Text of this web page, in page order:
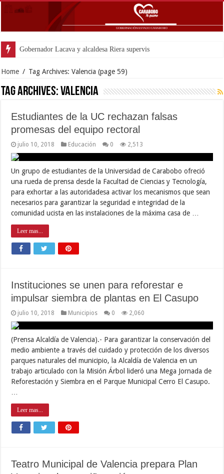
Home / Tag Archives: Valencia (page 59)
Tag Archives:Valencia
Estudiantes de la UC rechazan falsas
promesas del equipo rectoral
julio 10, 2018 Educación 0 2,513
Un grupo de estudiantes de la Universidad de Carabobo ofreció
una rueda de prensa desde la Facultad de Ciencias y Tecnología,
para exhortar a las autoridadesa activar los mecanismos que sean
necesarios para garantizar la seguridad e integridad de la
comunidad ucista en las instalaciones de la máxima casa de …
Leer mas...
Instituciones se unen para reforestar e
impulsar siembra de plantas en El Casupo
julio 10, 2018 Municipios 0 2,060
(Prensa Alcaldía de Valencia).- Para garantizar la conservación del
medio ambiente a través del cuidado y protección de los diversos
parques naturales del municipio, la Alcaldía de Valencia en un
trabajo articulado con la Misión Árbol lideró una Mega Jornada de
Reforestación y Siembra en el Parque Municipal Cerro El Casupo.
Leer mas...
Teatro Municipal de Valencia prepara Plan